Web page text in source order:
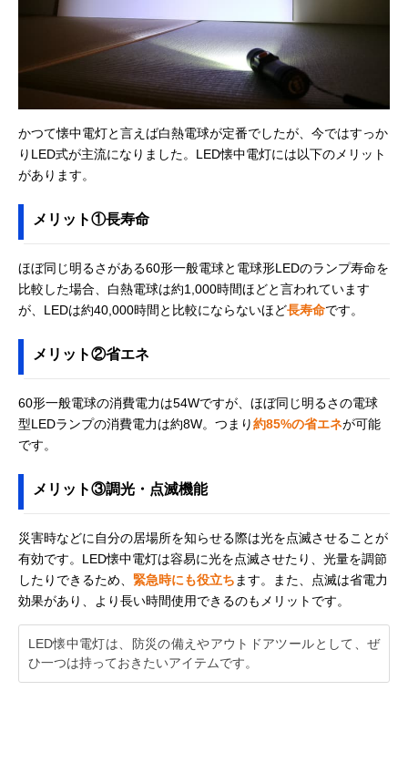
灯 KFL-304L
Amazonで見る
エルパ(ELPA)
Fitcolor LEDアル
ミライト DOP-
EP301
乾電池1本で最大
約10時間連続点灯
Amazonで見る
ヤザワ ミニLEDア
ルミフラッシュラ
軽くて衝撃に強い
アルミボディ
約幅22×奥行22×
高さ96mm
(IRIS OHYAMA)
LWK-16P
Amazonで見る
Philips (フィリッ
プス) ledライト
衝撃に強いアルミ
ニウム合金製
約幅60×奥行44×
高さ213mm
Amazonで見る
三菱電機
(MITSUBISHI
電灯 CL-9301
かつて懐中電灯と言えば白熱電球が定番でしたが、今ではすっか
りLED式が主流になりました。LED懐中電灯には以下のメリット
があります。
メリット①長寿命
ほぼ同じ明るさがある60形一般電球と電球形LEDのランプ寿命を
比較した場合、白熱電球は約1,000時間ほどと言われています
が、LEDは約40,000時間と比較にならないほど長寿命です。
メリット②省エネ
60形一般電球の消費電力は54Wですが、ほぼ同じ明るさの電球
型LEDランプの消費電力は約8W。つまり約85%の省エネが可能
です。
メリット③調光・点滅機能
災害時などに自分の居場所を知らせる際は光を点滅させることが
有効です。LED懐中電灯は容易に光を点滅させたり、光量を調節
したりできるため、 緊急時にも役立ち ます。また、点滅は省電力
効果があり、より長い時間使用できるのもメリットです。
LED懐中電灯は、防災の備えやアウトドアツールとして、ぜ
ひ一つは持っておきたいアイテムです。